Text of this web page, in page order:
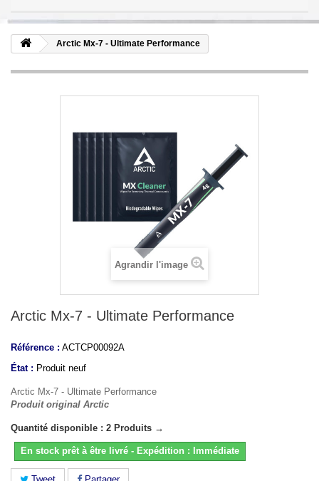
Arctic Mx-7 - Ultimate Performance
Agrandir l'image
Arctic Mx-7 - Ultimate Performance
Référence : ACTCP00092A
État : Produit neuf
Arctic Mx-7 - Ultimate Performance
Produit original Arctic
Quantité disponible : 2 Produits →
En stock prêt à être livré - Expédition : Immédiate